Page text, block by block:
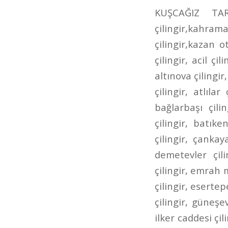
KUŞCAĞIZ TARHANLAR CADDESİ ÇİLİNGİR kahramankazan çilingir,kazan çilingir,kahramankazan anahtarcı,kazan anahtarcı,kahramankazan oto çilingir,kazan oto çilingir,karamankazan oto anahtarcı,kazan oto anahtarcı,7/24 çilingir, acil çilingir, adalı çilingir, aktepe çilingir, akyurt çilingir, altındağ çilingir, altınova çilingir, altınpark çilingir, ankara çilingir, ankara oto çilingir, aşağı eğlence çilingir, atlılar çilingir, ayrancı çilingir, bademlik çilingir, bağcı caddesi çilingir, bağlarbaşı çilingir, bağlıca çilingir, bağlum çilingir, balgat çilingir, basınevleri çilingir, batıkent çilingir, bilkent çilingir, bölük caddesi çilingir, bursa caddesi çilingir, çankaya çilingir, cevizlidere çilingir, çubuk çilingir, çukurambar çilingir, demetevler çilingir, dikmen çilingir, dışkapı çilingir, dutluk çilingir, elvankent çilingir, emrah mahallesi çilingir, ergenekon caddesi çilingir, eryaman çilingir, esat çilingir, esertepe çilingir, etimesgut çilingir, etlik ayvalı çilingir, Etlik Çilingir, gazino çilingir, güneşevler çilingir, hacıbayram çilingir, hacıkadın çilingir, hasköy çilingir, ilker caddesi çilingir, İncirli Çilingir, incirli oto çilingir, iskitler çilingir, ivedik çilingir, kafkaslar çilingir, kanuni çilingir, kardeşler çilingir, kazımkarabekir çilingir, kızılay çilingir, kuyubaşı çilingir, kuzey ankara toki çilingir, lalegül çilingir, nöbetçi çilingir, öntek çilingir, ovacık çilingir, pınarbaşı çilingir, pursaklar çilingir, pursaklar saray çilingir, sanatoryum çilingir, sancaktepe çilingir, şehit süleyman efe çilingir, şentepe çilingir, siteler çilingir, sokullu çilingir, solfasol çilingir, subayevleri çilingir, tandoğan çilingir, tepebaşı çilingir, ufuktepe çilingir, ufuktepe oto anahtarcısı, ufuktepe oto çilingir, ulus çilingir, uyanış çilingir, varlık mahallesi çilingir, yeni ziraat mahallesi çilingir, yenimahalle çilingir, yeşiltepe çilingir, yükseltepe çilingir,